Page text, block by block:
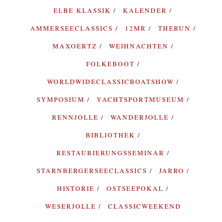
ELBE KLASSIK
KALENDER
AMMERSEECLASSICS
12MR
THERUN
MAXOERTZ
WEIHNACHTEN
FOLKEBOOT
WORLDWIDECLASSICBOATSHOW
SYMPOSIUM
YACHTSPORTMUSEUM
RENNJOLLE
WANDERJOLLE
BIBLIOTHEK
RESTAURIERUNGSSEMINAR
STARNBERGERSEECLASSICS
JARRO
HISTORIE
OSTSEEPOKAL
WESERJOLLE
CLASSICWEEKEND